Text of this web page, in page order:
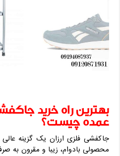
بهترین راه خرید
عمده چیست؟
جاکفشی فلزی ارزان یک گزینه
محصولی بادوام، زیبا و مقرون به